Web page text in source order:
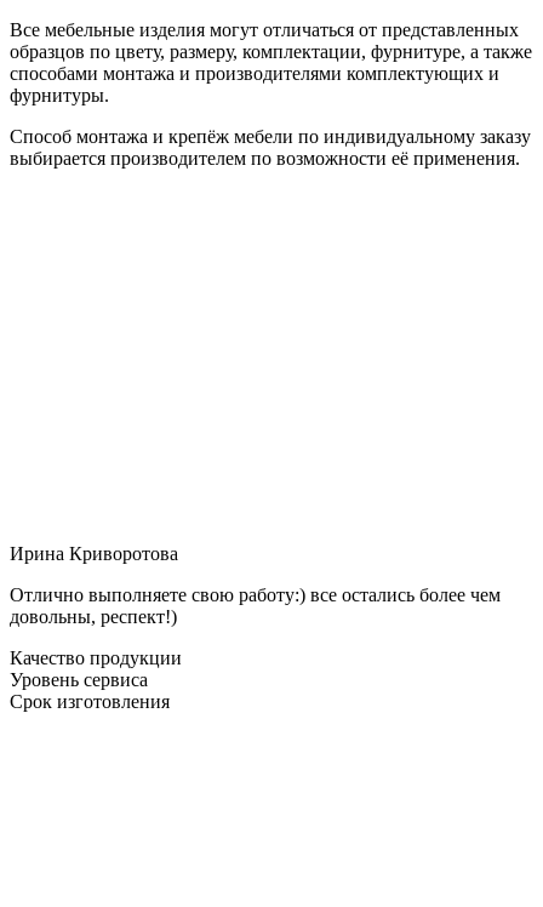
Все мебельные изделия могут отличаться от представленных
образцов по цвету, размеру, комплектации, фурнитуре, а также
способами монтажа и производителями комплектующих и
фурнитуры.
Способ монтажа и крепёж мебели по индивидуальному заказу
выбирается производителем по возможности её применения.
Ирина Криворотова
Отлично выполняете свою работу:) все остались более чем
довольны, респект!)
Качество продукции
Уровень сервиса
Срок изготовления